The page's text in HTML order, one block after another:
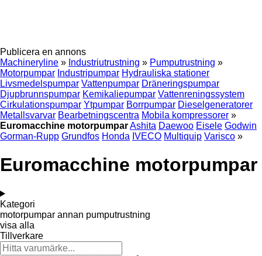
Publicera en annons
Machineryline » Industriutrustning » Pumputrustning »
Motorpumpar Industripumpar Hydrauliska stationer
Livsmedelspumpar Vattenpumpar Dräneringspumpar
Djupbrunnspumpar Kemikaliepumpar Vattenreningssystem
Cirkulationspumpar Ytpumpar Borrpumpar Dieselgeneratorer
Metallsvarvar Bearbetningscentra Mobila kompressorer »
Euromacchine motorpumparAshita Daewoo Eisele Godwin
Gorman-Rupp Grundfos Honda IVECO Multiquip Varisco »
Euromacchine motorpumpar
Kategori
motorpumpar annan pumputrustning
visa alla
Tillverkare